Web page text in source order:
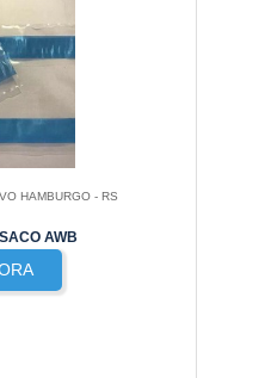
HAMBURGO - RS
AWB